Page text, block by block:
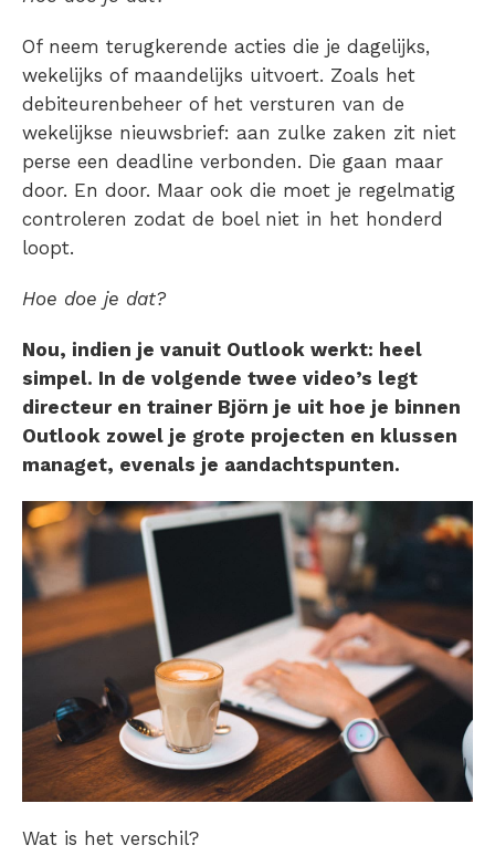
Of neem terugkerende acties die je dagelijks,
wekelijks of maandelijks uitvoert. Zoals het
debiteurenbeheer of het versturen van de
wekelijkse nieuwsbrief: aan zulke zaken zit niet
perse een deadline verbonden. Die gaan maar
door. En door. Maar ook die moet je regelmatig
controleren zodat de boel niet in het honderd
loopt.
Hoe doe je dat?
Nou, indien je vanuit Outlook werkt: heel
simpel. In de volgende twee video’s legt
directeur en trainer Björn je uit hoe je binnen
Outlook zowel je grote projecten en klussen
managet, evenals je aandachtspunten.
Wat is het verschil?